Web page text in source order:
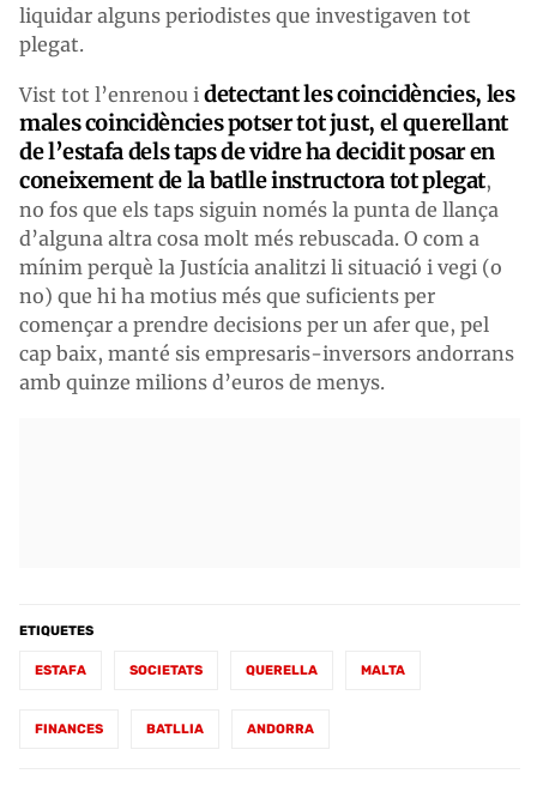
liquidar alguns periodistes que investigaven tot
plegat.
Vist tot l’enrenou i detectant les coincidències, les
males coincidències potser tot just, el querellant
de l’estafa dels taps de vidre ha decidit posar en
coneixement de la batlle instructora tot plegat,
no fos que els taps siguin només la punta de llança
d’alguna altra cosa molt més rebuscada. O com a
mínim perquè la Justícia analitzi li situació i vegi (o
no) que hi ha motius més que suficients per
començar a prendre decisions per un afer que, pel
cap baix, manté sis empresaris-inversors andorrans
amb quinze milions d’euros de menys.
ETIQUETES
ESTAFA SOCIETATS QUERELLA MALTA
FINANCES BATLLIA ANDORRA